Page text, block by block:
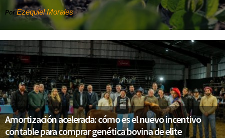
PorEzequiel Morales
Amortización acelerada: cómo es el nuevo incentivo
contable para comprar genética bovina de elite